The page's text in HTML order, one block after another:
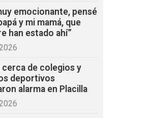
emocionante, pensé
y mi mamá, que
han estado ahí”
cerca de colegios y
deportivos
alarma en Placilla